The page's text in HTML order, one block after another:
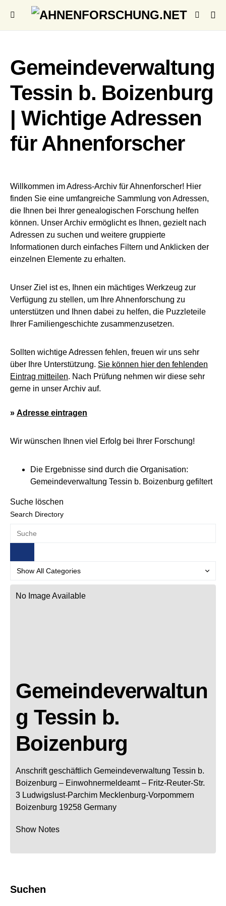
Gemeindeverwaltung
Tessin b. Boizenburg
| Wichtige Adressen
für Ahnenforscher
Willkommen im Adress-Archiv für Ahnenforscher! Hier
finden Sie eine umfangreiche Sammlung von Adressen,
die Ihnen bei Ihrer genealogischen Forschung helfen
können. Unser Archiv ermöglicht es Ihnen, gezielt nach
Adressen zu suchen und weitere gruppierte
Informationen durch einfaches Filtern und Anklicken der
einzelnen Elemente zu erhalten.
Unser Ziel ist es, Ihnen ein mächtiges Werkzeug zur
Verfügung zu stellen, um Ihre Ahnenforschung zu
unterstützen und Ihnen dabei zu helfen, die Puzzleteile
Ihrer Familiengeschichte zusammenzusetzen.
Sollten wichtige Adressen fehlen, freuen wir uns sehr
über Ihre Unterstützung. Sie können hier den fehlenden
Eintrag mitteilen. Nach Prüfung nehmen wir diese sehr
gerne in unser Archiv auf.
» Adresse eintragen
Wir wünschen Ihnen viel Erfolg bei Ihrer Forschung!
Die Ergebnisse sind durch die Organisation:
Gemeindeverwaltung Tessin b. Boizenburg gefiltert
Suche löschen
Search Directory
No Image Available
Gemeindeverwaltun
g Tessin b.
Boizenburg
Anschrift geschäftlich Gemeindeverwaltung Tessin b.
Boizenburg – Einwohnermeldeamt – Fritz-Reuter-Str.
3 Ludwigslust-Parchim Mecklenburg-Vorpommern
Boizenburg 19258 Germany
Show Notes
Suchen